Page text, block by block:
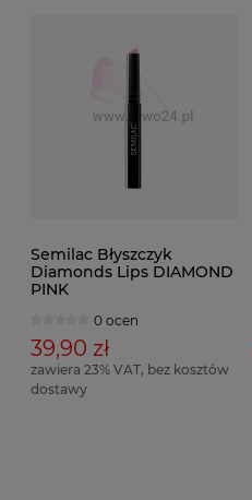
Semilac Błyszczyk
Diamonds Lips DIAMOND
PINK
0 ocen
39,90 zł
zawiera 23% VAT, bez kosztów
dostawy